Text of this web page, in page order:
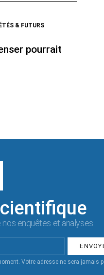
& FUTURS
pourrait
enquêtes et analyses.
Votre adresse ne sera jamais